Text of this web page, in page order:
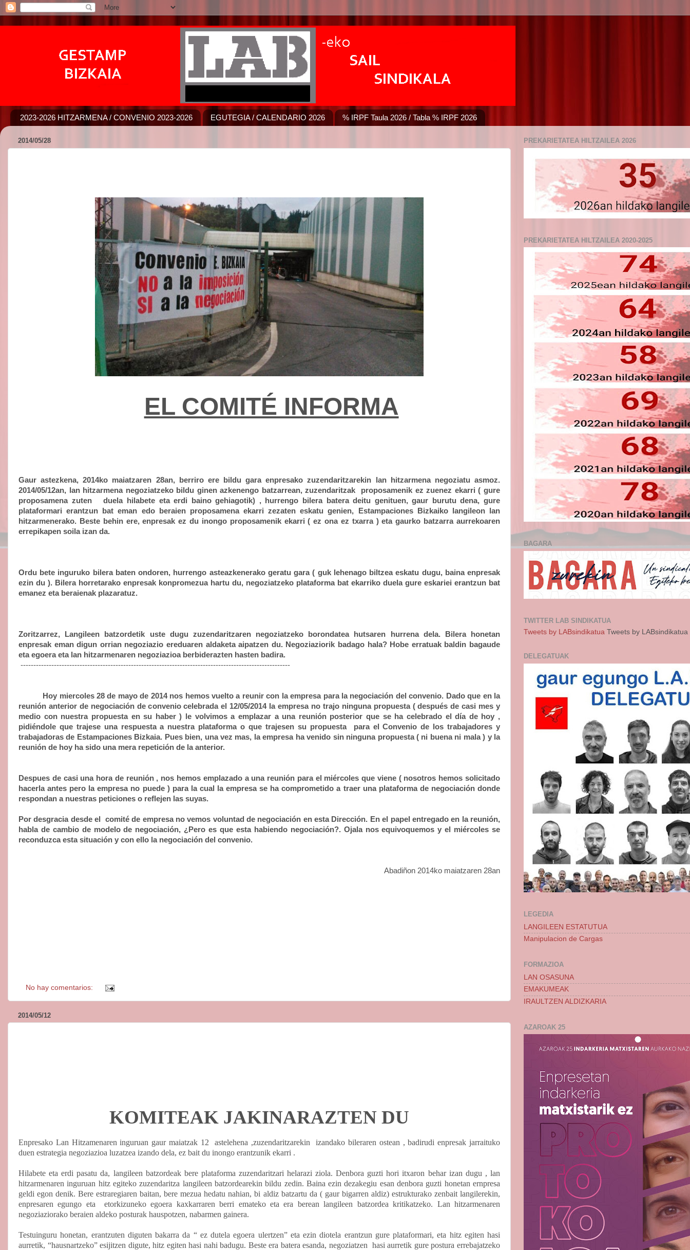
2023-2026 HITZARMENA / CONVENIO 2023-2026 EGUTEGIA / CALENDARIO 2026 % IRPF Taula 2026 / Tabla % IRPF 2026
2014/05/28
EL COMITÉ INFORMA
Gaur astezkena, 2014ko maiatzaren 28an, berriro ere bildu gara enpresako zuzendaritzarekin lan hitzarmena negoziatu asmoz.
2014/05/12an, lan hitzarmena negoziatzeko bildu ginen azkenengo batzarrean, zuzendaritzak
proposamenik ez zuenez ekarri ( gure
proposamena zuten
duela hilabete eta erdi baino gehiagotik) , hurrengo bilera batera deitu genituen, gaur burutu dena, gure
plataformari erantzun bat eman edo beraien proposamena ekarri zezaten eskatu genien, Estampaciones Bizkaiko langileon lan
hitzarmenerako. Beste behin ere, enpresak ez du inongo proposamenik ekarri ( ez ona ez txarra ) eta gaurko batzarra aurrekoaren
errepikapen soila izan da.
Ordu bete inguruko bilera baten ondoren, hurrengo asteazkenerako geratu gara ( guk lehenago biltzea eskatu dugu, baina enpresak
ezin du ). Bilera horretarako enpresak konpromezua hartu du, negoziatzeko plataforma bat ekarriko duela gure eskariei erantzun bat
emanez eta beraienak plazaratuz.
Zoritzarrez, Langileen batzordetik uste dugu zuzendaritzaren negoziatzeko borondatea hutsaren hurrena dela. Bilera honetan
enpresak eman digun orrian negoziazio ereduaren aldaketa aipatzen du. Negoziaziorik badago hala? Hobe erratuak baldin bagaude
eta egoera eta lan hitzarmenaren negoziazioa berbiderazten hasten badira.
---------------------------------------------------------------------------------------------------------
Hoy miercoles 28 de mayo de 2014 nos hemos vuelto a reunir con la empresa para la negociación del convenio. Dado que en la
reunión anterior de negociación de convenio celebrada el 12/05/2014 la empresa no trajo ninguna propuesta ( después de casi mes y
medio con nuestra propuesta en su haber ) le volvimos a emplazar a una reunión posterior que se ha celebrado el día de hoy ,
pidiéndole que trajese una respuesta a nuestra plataforma o que trajesen su propuesta
para el Convenio de los trabajadores y
trabajadoras de Estampaciones Bizkaia. Pues bien, una vez mas, la empresa ha venido sin ninguna propuesta ( ni buena ni mala ) y la
reunión de hoy ha sido una mera repetición de la anterior.
Despues de casi una hora de reunión , nos hemos emplazado a una reunión para el miércoles que viene ( nosotros hemos solicitado
hacerla antes pero la empresa no puede ) para la cual la empresa se ha comprometido a traer una plataforma de negociación donde
respondan a nuestras peticiones o reflejen las suyas.
Por desgracia desde el
comité de empresa no vemos voluntad de negociación en esta Dirección. En el papel entregado en la reunión,
habla de cambio de modelo de negociación, ¿Pero es que esta habiendo negociación?. Ojala nos equivoquemos y el miércoles se
reconduzca esta situación y con ello la negociación del convenio.
Abadiñon 2014ko maiatzaren 28an
No hay comentarios:
2014/05/12
KOMITEAK JAKINARAZTEN DU
Enpresako Lan Hitzamenaren inguruan gaur maiatzak 12 astelehena ,zuzendaritzarekin
izandako bileraren ostean , badirudi enpresak jarraituko
duen estrategia negoziazioa luzatzea izando dela, ez bait du inongo erantzunik ekarri .
Hilabete eta erdi pasatu da, langileen batzordeak bere plataforma zuzendaritzari helarazi ziola. Denbora guzti hori itxaron behar izan dugu , lan
hitzarmenaren inguruan hitz egiteko zuzendaritza langileen batzordearekin bildu zedin. Baina ezin dezakegiu esan denbora guzti honetan ernpresa
geldi egon denik. Bere estraregiaren baitan, bere mezua hedatu nahian, bi aldiz batzartu da ( gaur bigarren aldiz) estrukturako zenbait langilerekin,
enpresaren egungo eta
etorkizuneko egoera kaxkarraren berri emateko eta era berean langileen batzordea kritikatzeko. Lan hitzarmenaren
negoziaziorako beraien aldeko posturak hauspotzen, nabarmen gainera.
Testuinguru honetan, erantzuten diguten bakarra da “ ez dutela egoera ulertzen” eta ezin diotela erantzun gure plataformari, eta hitz egiten hasi
aurretik, “hausnartzeko” esijitzen digute, hitz egiten hasi nahi badugu. Beste era batera esanda, negoziatzen hasi aurretik gure postura errebajatzeko
PREKARIETATEA HILTZAILEA 2026
PREKARIETATEA HILTZAILEA 2020-2025
BAGARA
TWITTER LAB SINDIKATUA
Tweets by LABsindikatua Tweets by LABsindikatua
DELEGATUAK
LEGEDIA
LANGILEEN ESTATUTUA
Manipulacion de Cargas
FORMAZIOA
LAN OSASUNA
EMAKUMEAK
IRAULTZEN ALDIZKARIA
AZAROAK 25